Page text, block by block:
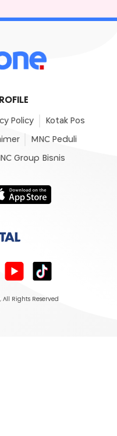
Policy Kotak Pos
MNC Peduli
Group Bisnis
, All Rights Reserved